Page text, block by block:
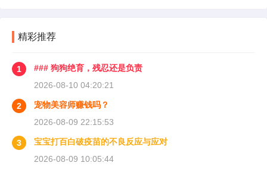
精彩推荐
1
### 狗狗绝育，残忍还是负责
2026-08-10 04:20:21
2
宠物美容师赚钱吗？
2026-08-09 22:15:53
3
宝宝打百白破疫苗的不良反应与应对
2026-08-09 10:05:44